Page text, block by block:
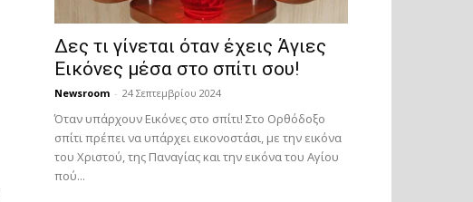
Δες τι γίνεται όταν έχεις Άγιες
Εικόνες μέσα στο σπίτι σου!
Newsroom - 24 Σεπτεμβρίου 2024
Όταν υπάρχουν Εικόνες στο σπίτι! Στο Ορθόδοξο
σπίτι πρέπει να υπάρχει εικονοστάσι, με την εικόνα
του Χριστού, της Παν­αγίας και την εικόνα του Αγίου
πού...